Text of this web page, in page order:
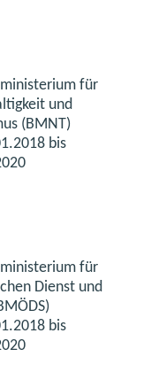
für
und
(BMNT)
bis
für
Dienst und
bis